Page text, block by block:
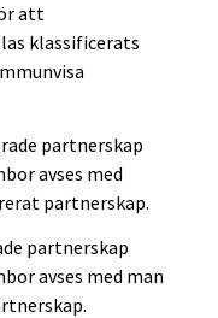
att
klassificerats
partnerskap
avses med
partnerskap.
partnerskap
avses med man